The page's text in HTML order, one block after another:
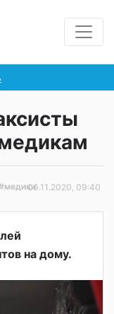
06.11.2020, 09:40
на дому.